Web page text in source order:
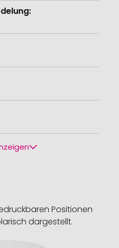
Positionen
dargestellt.